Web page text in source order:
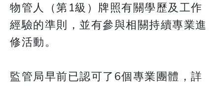
物管人（第1級）牌照有關學歷及工作
經驗的準則，並有參與相關持續專業進
修活動。
監管局早前已認可了6個專業團體，詳